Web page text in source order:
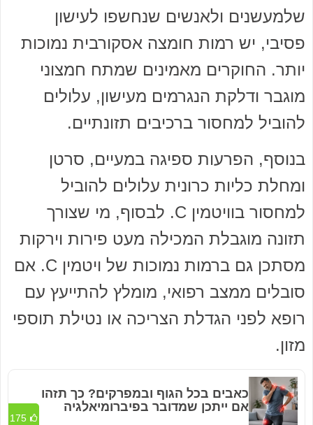
שלמעשנים ולאנשים שנחשפו לעישון
פסיבי, יש רמות חומצה אסקורבית נמוכות
יותר. החוקרים מאמינים שמתח חמצוני
מוגבר ודלקת הנגרמים מעישון, עלולים
להוביל למחסור ברכיבים תזונתיים.
בנוסף, הפרעות ספיגה במעיים, סרטן
ומחלת כליות כרונית עלולים להוביל
למחסור בוויטמין C. לבסוף, מי שצורך
תזונה מוגבלת המכילה מעט פירות וירקות
מסתכן גם ברמות נמוכות של ויטמין C. אם
סובלים ממצב רפואי, מומלץ להתייעץ עם
רופא לפני הגדלת הצריכה או נטילת תוספי
מזון.
כאבים בכל הגוף ובמפרקים? כך תזהו
אם ייתכן שמדובר בפיברומיאלגיה
175